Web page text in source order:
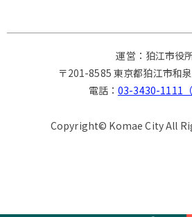
運営：狛江市役
〒201-8585 東京都狛江市和
電話：03-3430-1111（
Copyright© Komae City All